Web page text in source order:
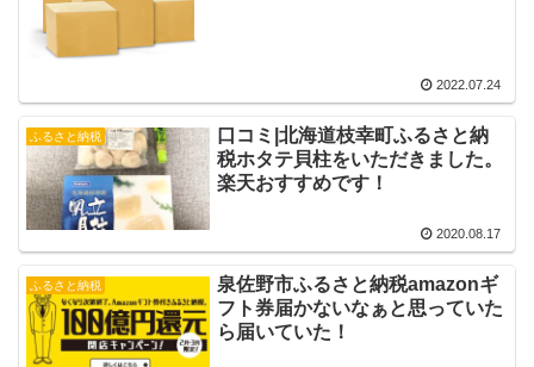
2022.07.24
ふるさと納税
口コミ|北海道枝幸町ふるさと納
税ホタテ貝柱をいただきました。
楽天おすすめです！
2020.08.17
ふるさと納税
泉佐野市ふるさと納税amazonギ
フト券届かないなぁと思っていた
ら届いていた！